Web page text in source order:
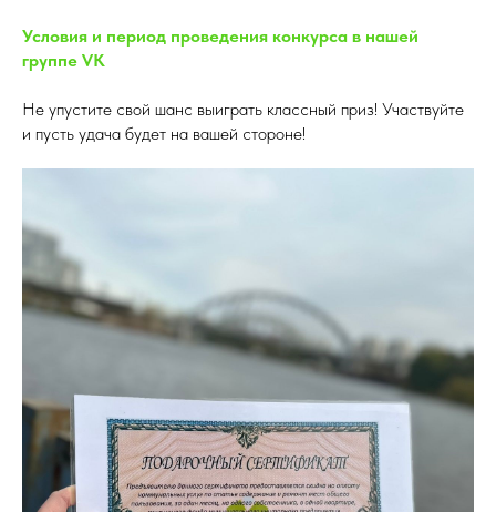
Условия и период проведения конкурса в нашей
группе VK
Не упустите свой шанс выиграть классный приз! Участвуйте
и пусть удача будет на вашей стороне!